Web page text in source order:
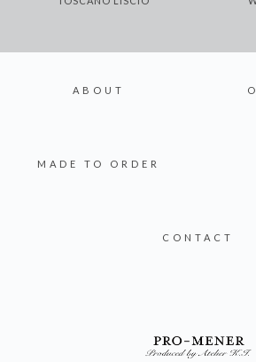
ABOUT
MADE TO ORDER
CONTACT